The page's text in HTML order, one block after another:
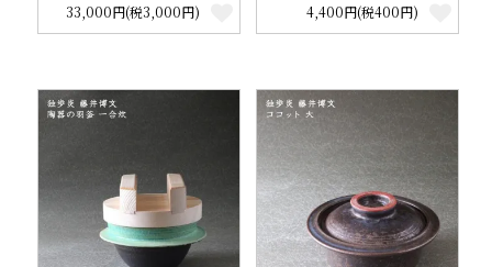
33,000円(税3,000円) 4,400円(税400円)